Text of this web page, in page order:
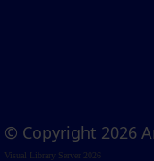
© Copyright 2026
Visual Library Server 2026